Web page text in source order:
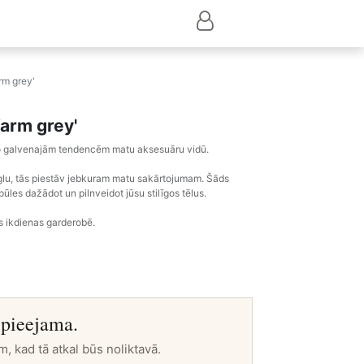
grey'
grey'
tendencēm matu aksesuāru vidū.
tās piestāv jebkuram matu sakārtojumam. Šāds
dažādot un pilnveidot jūsu stilīgos tēlus.
ikdienas garderobē.
kad tā atkal būs noliktavā.